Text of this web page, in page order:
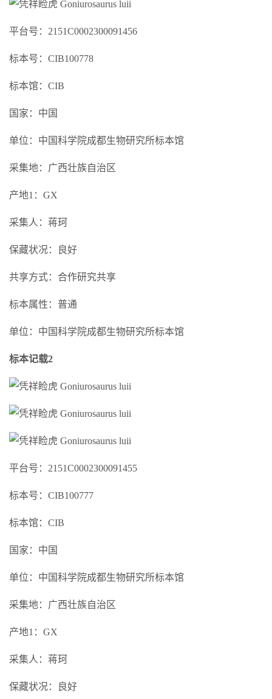
平台号：2151C0002300091456
标本号：CIB100778
标本馆：CIB
国家：中国
单位：中国科学院成都生物研究所标本馆
采集地：广西壮族自治区
产地1：GX
采集人：蒋珂
保藏状况：良好
共享方式：合作研究共享
标本属性：普通
单位：中国科学院成都生物研究所标本馆
标本记载2
平台号：2151C0002300091455
标本号：CIB100777
标本馆：CIB
国家：中国
单位：中国科学院成都生物研究所标本馆
采集地：广西壮族自治区
产地1：GX
采集人：蒋珂
保藏状况：良好